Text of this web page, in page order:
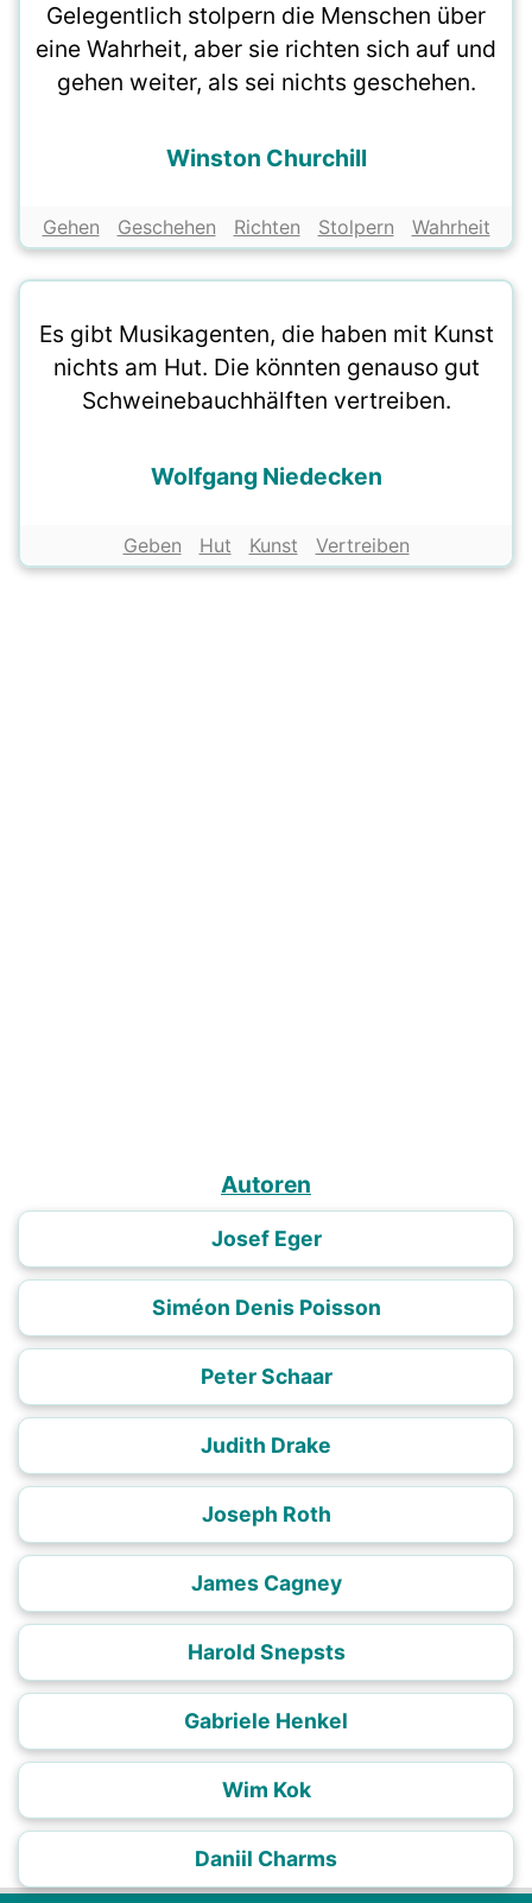
Gelegentlich stolpern die Menschen über
eine Wahrheit, aber sie richten sich auf und
gehen weiter, als sei nichts geschehen.
Winston Churchill
Gehen Geschehen Richten Stolpern Wahrheit
Es gibt Musikagenten, die haben mit Kunst
nichts am Hut. Die könnten genauso gut
Schweinebauchhälften vertreiben.
Wolfgang Niedecken
Geben Hut Kunst Vertreiben
Autoren
Josef Eger
Siméon Denis Poisson
Peter Schaar
Judith Drake
Joseph Roth
James Cagney
Harold Snepsts
Gabriele Henkel
Wim Kok
Daniil Charms